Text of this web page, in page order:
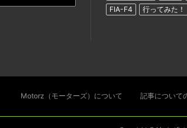
FIA-F4
行ってみた！
Motorz（モーターズ）について 記事について